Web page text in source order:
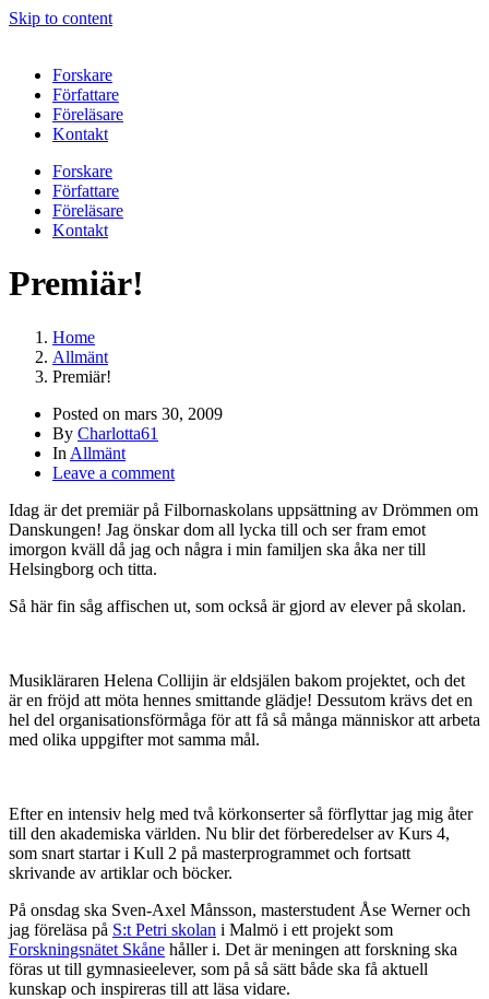
Skip to content
Forskare
Författare
Föreläsare
Kontakt
Forskare
Författare
Föreläsare
Kontakt
Premiär!
Home
Allmänt
Premiär!
Posted on mars 30, 2009
By Charlotta61
In Allmänt
Leave a comment
Idag är det premiär på Filbornaskolans uppsättning av Drömmen om
Danskungen! Jag önskar dom all lycka till och ser fram emot
imorgon kväll då jag och några i min familjen ska åka ner till
Helsingborg och titta.
Så här fin såg affischen ut, som också är gjord av elever på skolan.
Musikläraren Helena Collijin är eldsjälen bakom projektet, och det
är en fröjd att möta hennes smittande glädje! Dessutom krävs det en
hel del organisationsförmåga för att få så många människor att arbeta
med olika uppgifter mot samma mål.
Efter en intensiv helg med två körkonserter så förflyttar jag mig åter
till den akademiska världen. Nu blir det förberedelser av Kurs 4,
som snart startar i Kull 2 på masterprogrammet och fortsatt
skrivande av artiklar och böcker.
På onsdag ska Sven-Axel Månsson, masterstudent Åse Werner och
jag föreläsa på S:t Petri skolan i Malmö i ett projekt som
Forskningsnätet Skåne håller i. Det är meningen att forskning ska
föras ut till gymnasieelever, som på så sätt både ska få aktuell
kunskap och inspireras till att läsa vidare.